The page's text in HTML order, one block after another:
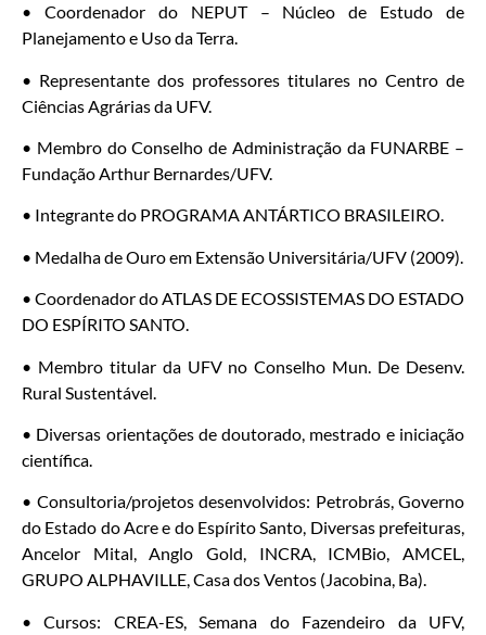
• Coordenador do NEPUT – Núcleo de Estudo de
Planejamento e Uso da Terra.
• Representante dos professores titulares no Centro de
Ciências Agrárias da UFV.
• Membro do Conselho de Administração da FUNARBE –
Fundação Arthur Bernardes/UFV.
• Integrante do PROGRAMA ANTÁRTICO BRASILEIRO.
• Medalha de Ouro em Extensão Universitária/UFV (2009).
• Coordenador do ATLAS DE ECOSSISTEMAS DO ESTADO
DO ESPÍRITO SANTO.
• Membro titular da UFV no Conselho Mun. De Desenv.
Rural Sustentável.
• Diversas orientações de doutorado, mestrado e iniciação
científica.
• Consultoria/projetos desenvolvidos: Petrobrás, Governo
do Estado do Acre e do Espírito Santo, Diversas prefeituras,
Ancelor Mital, Anglo Gold, INCRA, ICMBio, AMCEL,
GRUPO ALPHAVILLE, Casa dos Ventos (Jacobina, Ba).
• Cursos: CREA-ES, Semana do Fazendeiro da UFV,